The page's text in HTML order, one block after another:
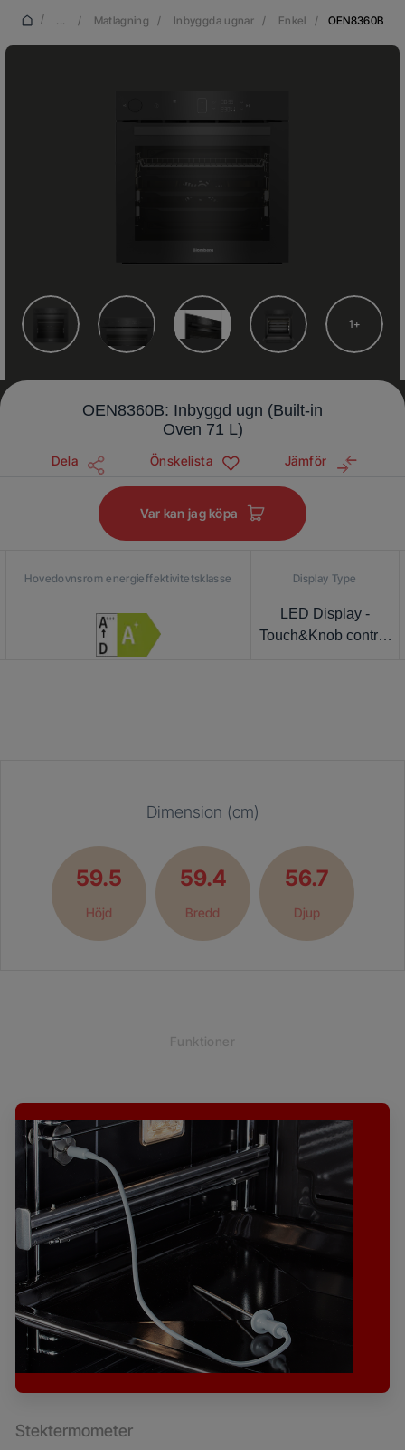
/ ... / Matlagning / Inbyggda ugnar / Enkel / OEN8360B
1
OEN8360B: Inbyggd ugn (Built-in
Oven 71 L)
Dela Önskelista Jämför
Var kan jag köpa
Hovedovnsrom energieffektivitetsklasse Display Type
LED Display -
Touch&Knob control
Dimension (cm)
59.5
Höjd
59.4
Bredd
56.7
Djup
Funktioner
Stektermometer